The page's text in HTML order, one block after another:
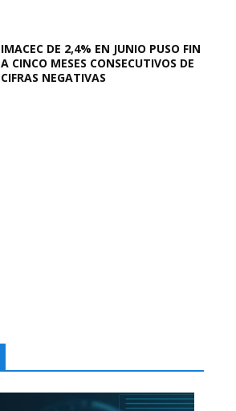
IMACEC DE 2,4% EN JUNIO PUSO FIN
A CINCO MESES CONSECUTIVOS DE
CIFRAS NEGATIVAS